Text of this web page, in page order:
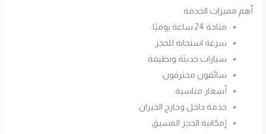
أهم مميزات الخدمة
متاحة 24 ساعة يوميًا.
سرعة استجابة للحجز.
سيارات حديثة ونظيفة.
سائقون محترفون.
أسعار مناسبة.
خدمة داخل وخارج الخيران.
إمكانية الحجز المسبق.